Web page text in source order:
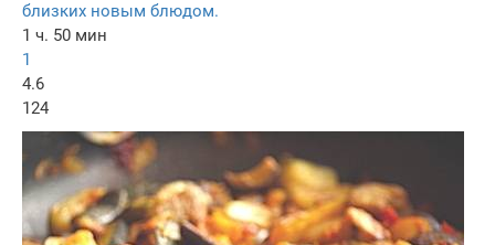
близких новым блюдом.
1 ч. 50 мин
1
4.6
124